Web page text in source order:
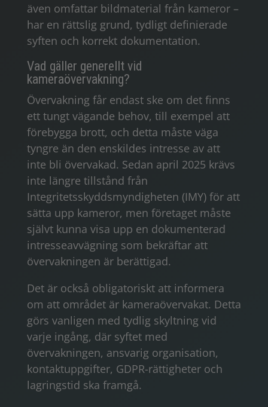
även omfattar bildmaterial från kameror –
har en rättslig grund, tydligt definierade
syften och korrekt dokumentation.
Vad gäller generellt vid
kameraövervakning?
Övervakning får endast ske om det finns
ett tungt vägande behov, till exempel att
förebygga brott, och detta måste väga
tyngre än den enskildes intresse av att
inte bli övervakad. Sedan april 2025 krävs
inte längre tillstånd från
Integritetsskyddsmyndigheten (IMY) för att
sätta upp kameror, men företaget måste
självt kunna visa upp en dokumenterad
intresseavvägning som bekräftar att
övervakningen är berättigad.
Det är också obligatoriskt att informera
om att området är kameraövervakat. Detta
görs vanligen med tydlig skyltning vid
varje ingång, där syftet med
övervakningen, ansvarig organisation,
kontaktuppgifter, GDPR-rättigheter och
lagringstid ska framgå.